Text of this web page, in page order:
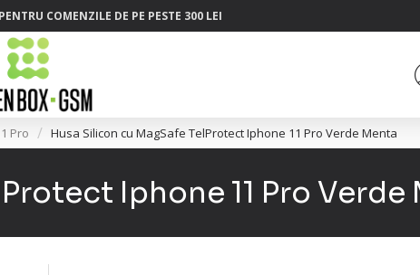
COMENZILE DE PE PESTE 300 LEI
Pro Husa Silicon cu MagSafe TelProtect Iphone 11 Pro Verde Menta
Iphone 11 Pro Verde